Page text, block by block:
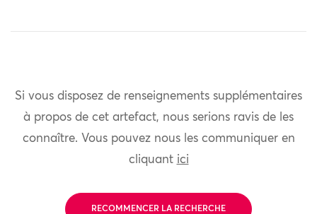
Si vous disposez de renseignements supplémentaires
à propos de cet artefact, nous serions ravis de les
connaître. Vous pouvez nous les communiquer en
cliquant ici
RECOMMENCER LA RECHERCHE